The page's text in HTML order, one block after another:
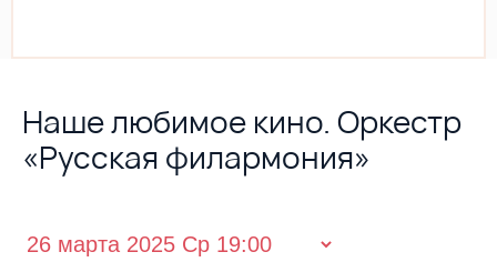
Наше любимое кино. Оркестр
«Русская филармония»